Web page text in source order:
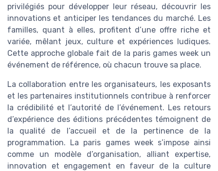
privilégiés pour développer leur réseau, découvrir les
innovations et anticiper les tendances du marché. Les
familles, quant à elles, profitent d’une offre riche et
variée, mêlant jeux, culture et expériences ludiques.
Cette approche globale fait de la paris games week un
événement de référence, où chacun trouve sa place.
La collaboration entre les organisateurs, les exposants
et les partenaires institutionnels contribue à renforcer
la crédibilité et l’autorité de l’événement. Les retours
d’expérience des éditions précédentes témoignent de
la qualité de l’accueil et de la pertinence de la
programmation. La paris games week s’impose ainsi
comme un modèle d’organisation, alliant expertise,
innovation et engagement en faveur de la culture